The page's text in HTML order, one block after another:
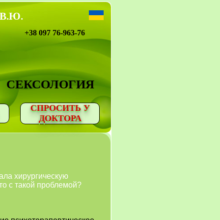
В.Ю.
+38 097 76-963-76
СЕКСОЛОГИЯ
СПРОСИТЬ У
ДОКТОРА
хирургическую
с такой проблемой?